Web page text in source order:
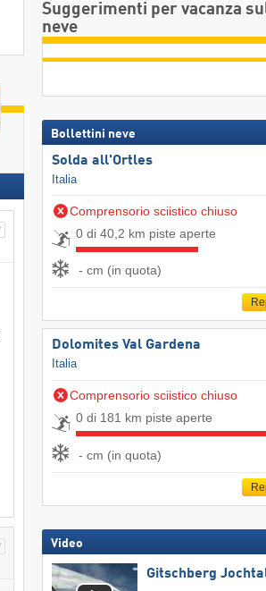
Suggerimenti per vacanza
neve
Bollettini neve
Solda all'Ortles
Italia
Comprensorio sciistico chiuso
0 di 40,2 km piste aperte
- cm (in quota)
Dolomites Val Gardena
Italia
Comprensorio sciistico chiuso
0 di 181 km piste aperte
- cm (in quota)
Video
Gitschberg